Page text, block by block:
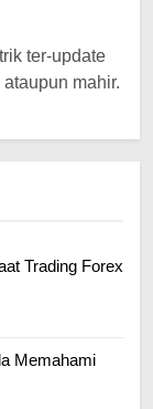
ter-update
mahir.
Trading Forex
Memahami